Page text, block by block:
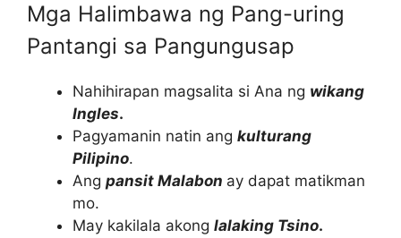
Mga Halimbawa ng Pang-uring
Pantangi sa Pangungusap
Nahihirapan magsalita si Ana ng wikang
Ingles.
Pagyamanin natin ang kulturang
Pilipino.
Ang pansit Malabon ay dapat matikman
mo.
May kakilala akong lalaking Tsino.